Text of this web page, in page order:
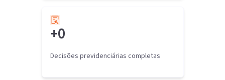
+0
Decisões previdenciárias completas